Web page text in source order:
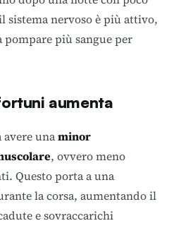
sistema nervoso è più attivo,
più sangue per
aumenta
unaminor
, ovvero meno
Questo porta a una
la corsa, aumentando il
e sovraccarichi